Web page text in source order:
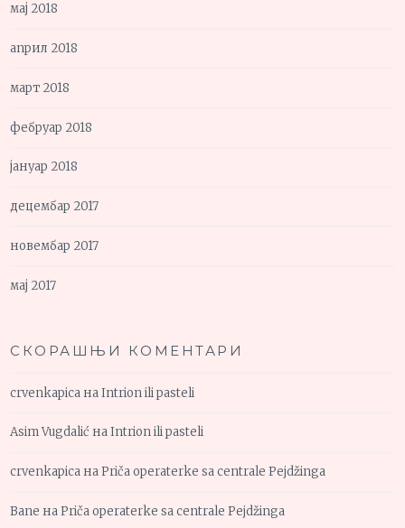
мај 2018
април 2018
март 2018
фебруар 2018
јануар 2018
децембар 2017
новембар 2017
мај 2017
СКОРАШЊИ КОМЕНТАРИ
crvenkapica наIntrion ili pasteli
Asim Vugdalić наIntrion ili pasteli
crvenkapica наPriča operaterke sa centrale Pejdžinga
Bane наPriča operaterke sa centrale Pejdžinga